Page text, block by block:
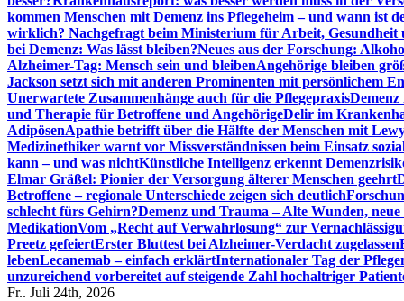
kommen Menschen mit Demenz ins Pflegeheim – und wann ist
wirklich? Nachgefragt beim Ministerium für Arbeit, Gesundheit
bei Demenz: Was lässt bleiben?Neues aus der Forschung:
Alzheimer-Tag: Mensch sein und bleibenAngehörige bleiben
Jackson setzt sich mit anderen Prominenten mit persönlichem
Unerwartete Zusammenhänge auch für die Pflegepraxis
und Therapie für Betroffene und AngehörigeDelir im
AdipösenApathie betrifft über die Hälfte der Menschen mit
Medizinethiker warnt vor Missverständnissen beim Einsatz
kann – und was nichtKünstliche Intelligenz erkennt
Elmar Gräßel: Pionier der Versorgung älterer Menschen geehrt
Betroffene – regionale Unterschiede zeigen sich deutlich
schlecht fürs Gehirn?Demenz und Trauma – Alte Wunden,
MedikationVom „Recht auf Verwahrlosung“ zur
Preetz gefeiertErster Bluttest bei Alzheimer-Verdacht zugelassen
lebenLecanemab – einfach erklärtInternationaler Tag der
unzureichend vorbereitet auf steigende Zahl hochaltriger
Fr.. Juli 24th, 2026